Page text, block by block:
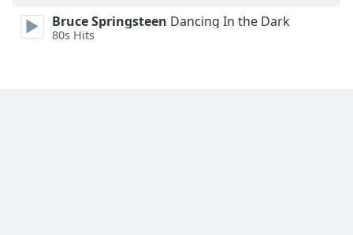
Font
Bruce Springsteen Dancing In the Dark
80s Hits